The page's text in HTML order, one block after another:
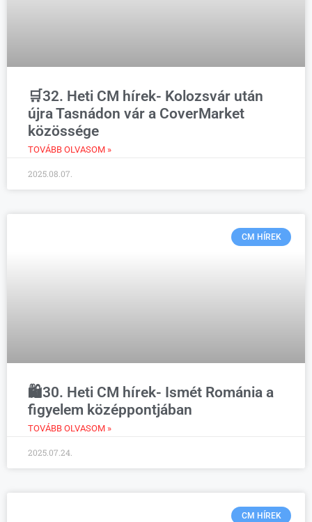
🛒32. Heti CM hírek- Kolozsvár után
újra Tasnádon vár a CoverMarket
közössége
TOVÁBB OLVASOM »
2025.08.07.
CM HÍREK
🛍️30. Heti CM hírek- Ismét Románia a
figyelem középpontjában
TOVÁBB OLVASOM »
2025.07.24.
CM HÍREK